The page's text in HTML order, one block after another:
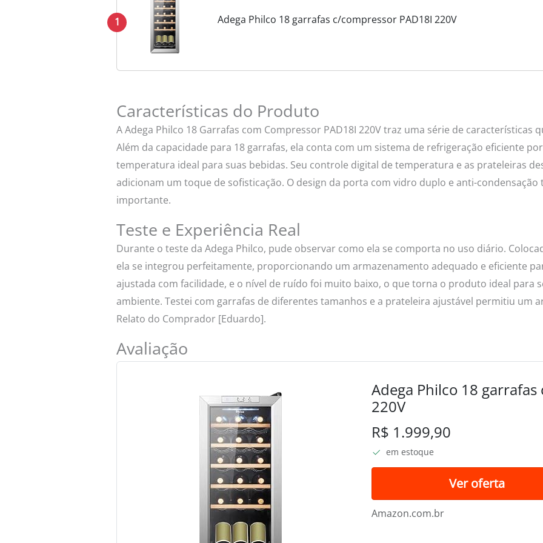
1 Adega Philco 18 garrafas c/compressor PAD18I 220V
Características do Produto
A Adega Philco 18 Garrafas com Compressor PAD18I 220V traz uma série de características
Além da capacidade para 18 garrafas, ela conta com um sistema de refrigeração eficiente
temperatura ideal para suas bebidas. Seu controle digital de temperatura e as prateleiras
adicionam um toque de sofisticação. O design da porta com vidro duplo e anti-
importante.
Teste e Experiência Real
Durante o teste da Adega Philco, pude observar como ela se comporta no uso diário.
ela se integrou perfeitamente, proporcionando um armazenamento adequado e eficiente
ajustada com facilidade, e o nível de ruído foi muito baixo, o que torna o produto ideal para
ambiente. Testei com garrafas de diferentes tamanhos e a prateleira ajustável permitiu um
Relato do Comprador [Eduardo].
Avaliação
Adega Philco 18
220V
R$ 1.999,90
em estoque
Ver oferta
Amazon.com.br